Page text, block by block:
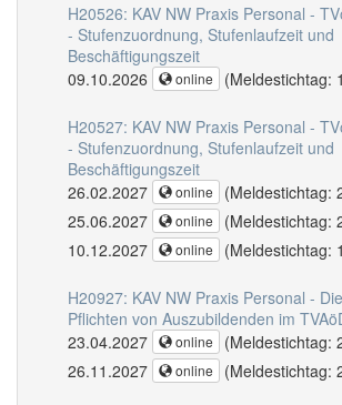
H20526: KAV NW Praxis Personal -
- Stufenzuordnung, Stufenlaufzeit und
Beschäftigungszeit
09.10.2026
online (Meldestichtag:
H20527: KAV NW Praxis Personal -
- Stufenzuordnung, Stufenlaufzeit und
Beschäftigungszeit
26.02.2027
online
(Meldestichtag:
25.06.2027
online
(Meldestichtag:
10.12.2027
online (Meldestichtag:
H20927: KAV NW Praxis Personal -
Pflichten von Auszubildenden im
23.04.2027
online
(Meldestichtag:
26.11.2027
online (Meldestichtag: